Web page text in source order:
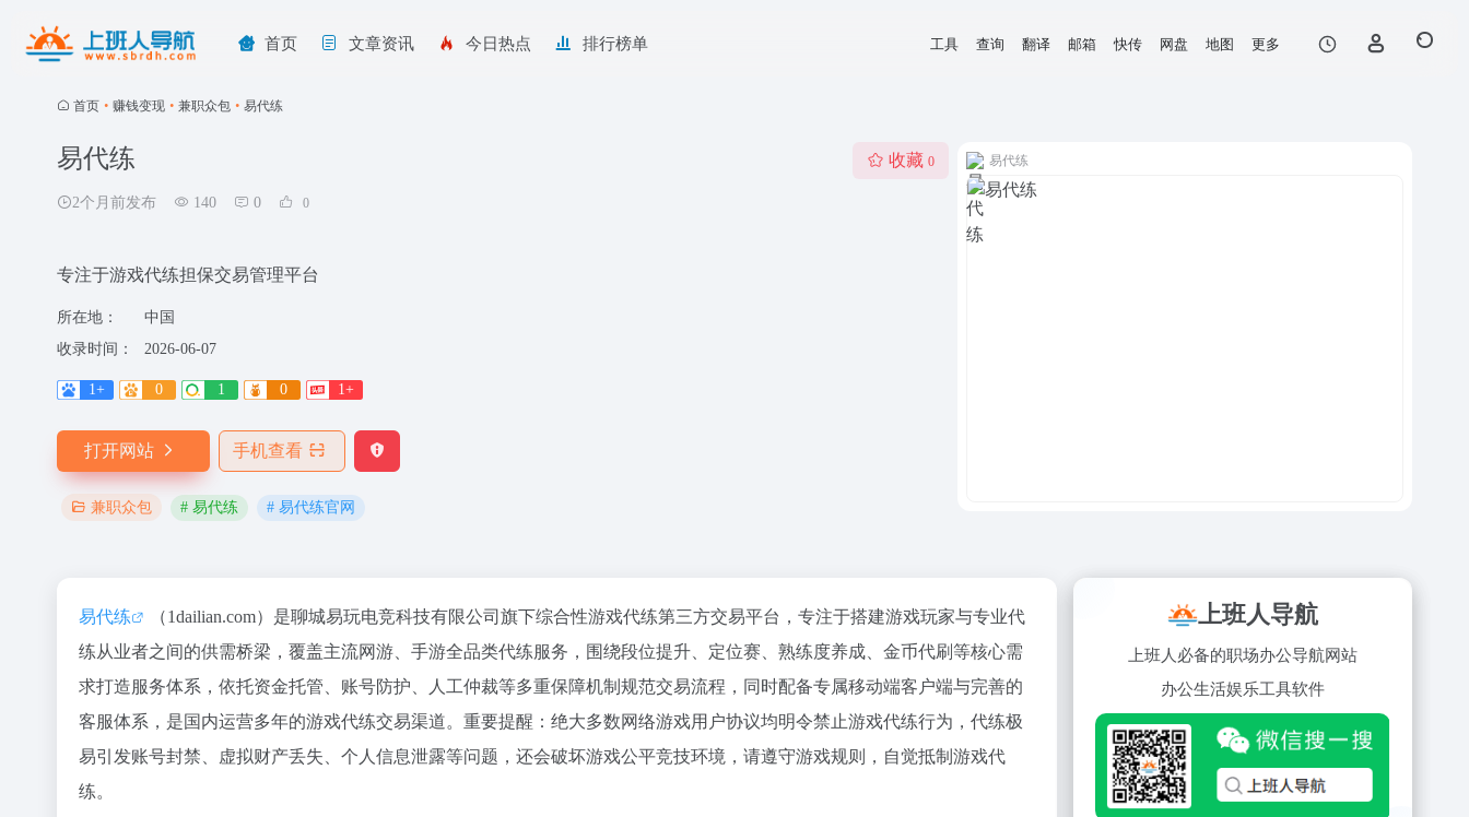
首页 文章资讯 今日热点 排行榜单 工具 查询 翻译 邮箱 快传 网盘 地图 更多
首页 • 赚钱变现 • 兼职众包 • 易代练
易代练
2个月前发布 140 0 0
收藏 0
专注于游戏代练担保交易管理平台
所在地：
中国
收录时间：
2026-06-07
1+ 0 1 0 1+
打开网站 手机查看
兼职众包 # 易代练 # 易代练官网
易代练
易代练
（1dailian.com）是聊城易玩电竞科技有限公司旗下综合性游戏代练第三方交易平台，专注于搭建游戏玩家与专业代
练从业者之间的供需桥梁，覆盖主流网游、手游全品类代练服务，围绕段位提升、定位赛、熟练度养成、金币代刷等核心需
求打造服务体系，依托资金托管、账号防护、人工仲裁等多重保障机制规范交易流程，同时配备专属移动端客户端与完善的
客服体系，是国内运营多年的游戏代练交易渠道。 重要提醒：绝大多数网络游戏用户协议均明令禁止游戏代练行为，代练极
易引发账号封禁、虚拟财产丢失、个人信息泄露等问题，还会破坏游戏公平竞技环境，请遵守游戏规则，自觉抵制游戏代
练。
上班人导航
上班人必备的职场办公导航网站
办公生活娱乐工具软件